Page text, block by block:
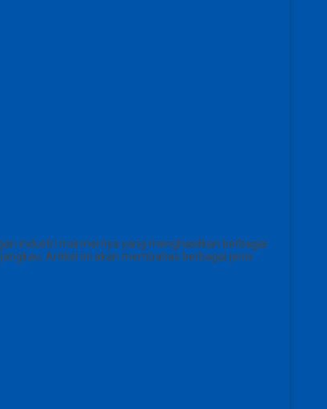
industri marmernya yang menghasilkan berbagai
Artikel ini akan membahas berbagai jenis